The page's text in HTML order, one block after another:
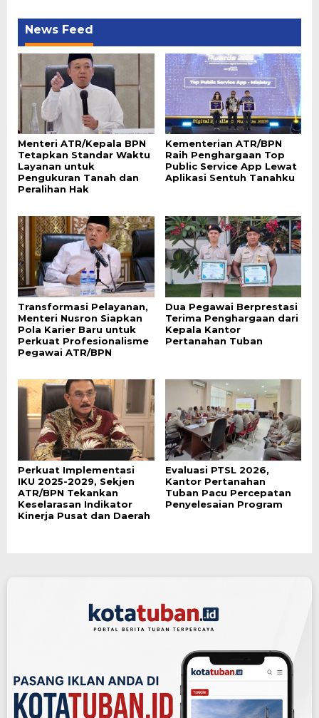
News Feed
Menteri ATR/Kepala BPN
Tetapkan Standar Waktu
Layanan untuk
Pengukuran Tanah dan
Peralihan Hak
Kementerian ATR/BPN
Raih Penghargaan Top
Public Service App Lewat
Aplikasi Sentuh Tanahku
Transformasi Pelayanan,
Menteri Nusron Siapkan
Pola Karier Baru untuk
Perkuat Profesionalisme
Pegawai ATR/BPN
Dua Pegawai Berprestasi
Terima Penghargaan dari
Kepala Kantor
Pertanahan Tuban
Perkuat Implementasi
IKU 2025-2029, Sekjen
ATR/BPN Tekankan
Keselarasan Indikator
Kinerja Pusat dan Daerah
Evaluasi PTSL 2026,
Kantor Pertanahan
Tuban Pacu Percepatan
Penyelesaian Program